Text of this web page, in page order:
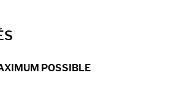
POSSIBLE